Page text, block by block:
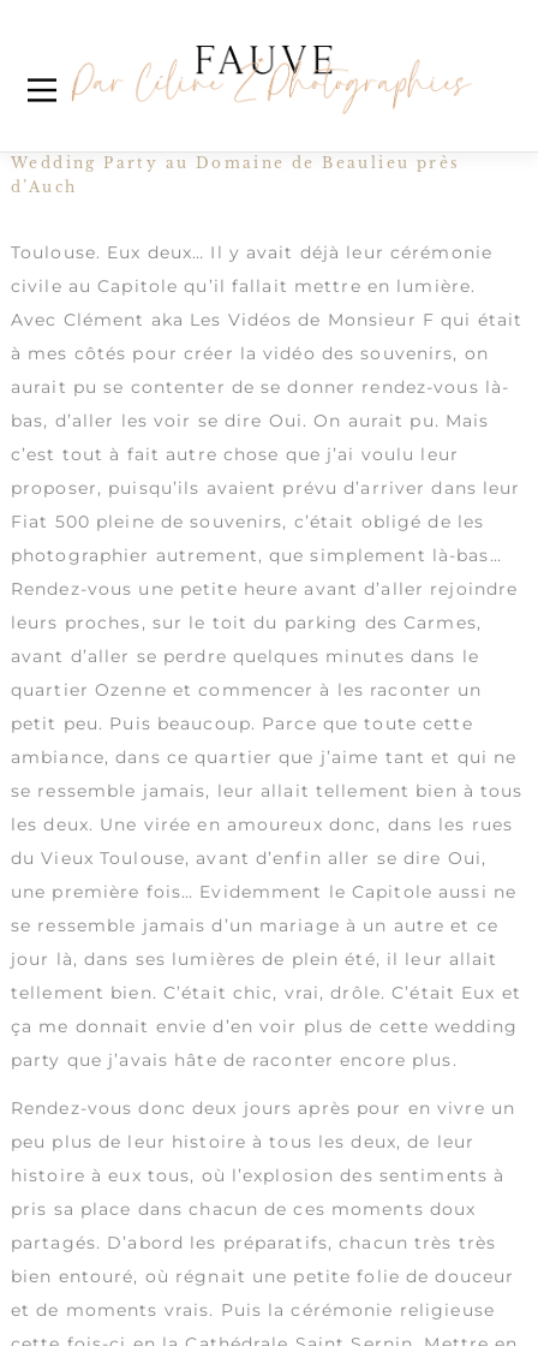
reportagephotomariage
Wedding Party au Domaine de Beaulieu près
d’Auch
Toulouse. Eux deux… Il y avait déjà leur cérémonie
civile au Capitole qu’il fallait mettre en lumière.
Avec Clément aka Les Vidéos de Monsieur F qui était
à mes côtés pour créer la vidéo des souvenirs, on
aurait pu se contenter de se donner rendez-vous là-
bas, d’aller les voir se dire Oui. On aurait pu. Mais
c’est tout à fait autre chose que j’ai voulu leur
proposer, puisqu’ils avaient prévu d’arriver dans leur
Fiat 500 pleine de souvenirs, c’était obligé de les
photographier autrement, que simplement là-bas…
Rendez-vous une petite heure avant d’aller rejoindre
leurs proches, sur le toit du parking des Carmes,
avant d’aller se perdre quelques minutes dans le
quartier Ozenne et commencer à les raconter un
petit peu. Puis beaucoup. Parce que toute cette
ambiance, dans ce quartier que j’aime tant et qui ne
se ressemble jamais, leur allait tellement bien à tous
les deux. Une virée en amoureux donc, dans les rues
du Vieux Toulouse, avant d’enfin aller se dire Oui,
une première fois… Evidemment le Capitole aussi ne
se ressemble jamais d’un mariage à un autre et ce
jour là, dans ses lumières de plein été, il leur allait
tellement bien. C’était chic, vrai, drôle. C’était Eux et
ça me donnait envie d’en voir plus de cette wedding
party que j’avais hâte de raconter encore plus.
Rendez-vous donc deux jours après pour en vivre un
peu plus de leur histoire à tous les deux, de leur
histoire à eux tous, où l’explosion des sentiments à
pris sa place dans chacun de ces moments doux
partagés. D’abord les préparatifs, chacun très très
bien entouré, où régnait une petite folie de douceur
et de moments vrais. Puis la cérémonie religieuse